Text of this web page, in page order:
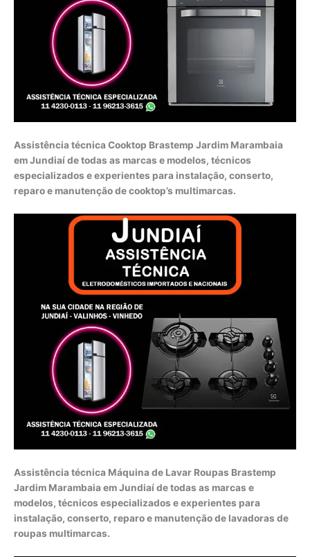
Assistência técnica Cooktop Brastemp Jardim Marambaia
em Jundiaí de todas as marcas e modelos, técnicos
especializados e experientes para instalação, conserto,
reparo e manutenção de cooktop’s multimarcas.
Assistência técnica Máquina de Lavar Roupas Brastemp
Jardim Marambaia em Jundiaí de todas as marcas e
modelos, técnicos especializados e experientes para
instalação, conserto, reparo e manutenção de lavadoras de
roupas multimarcas.